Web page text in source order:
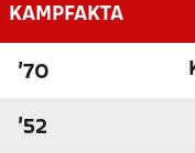
KAMPFAKTA
'70
'52